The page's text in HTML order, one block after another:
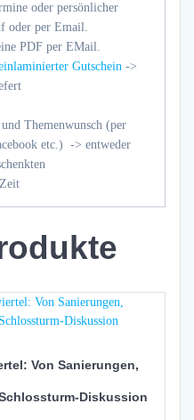
oder persönlicher
oder per Email.
PDF per EMail.
Gutschein ->
Themenwunsch (per
etc.) -> entweder
Von Sanierungen,
Diskussion